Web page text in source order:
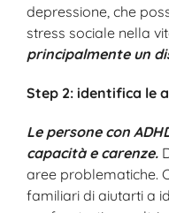
depressione, che
stress sociale nella
principalmente un
Step 2: identifica le
Le persone con
capacità e carenze.
aree problematiche.
familiari di aiutarti a